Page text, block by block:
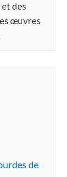
des
œuvres
de